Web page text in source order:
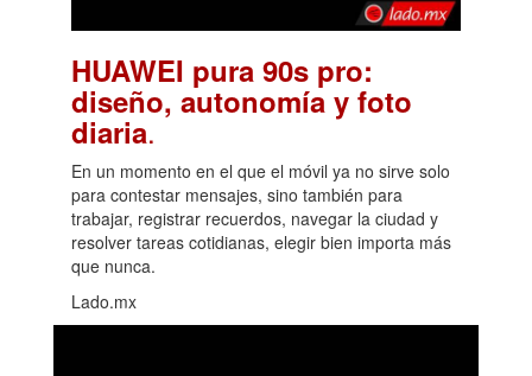
HUAWEI pura 90s pro:
diseño, autonomía y foto
diaria.
En un momento en el que el móvil ya no sirve solo
para contestar mensajes, sino también para
trabajar, registrar recuerdos, navegar la ciudad y
resolver tareas cotidianas, elegir bien importa más
que nunca.
Lado.mx